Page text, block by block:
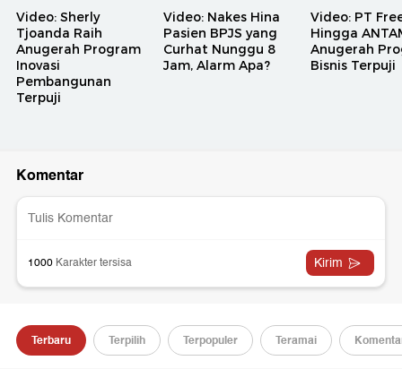
Video: Sherly
Tjoanda Raih
Anugerah Program
Inovasi
Pembangunan
Terpuji
Video: Nakes Hina
Pasien BPJS yang
Curhat Nunggu 8
Jam, Alarm Apa?
Video: PT
Hingga
Anugerah
Bisnis Terpuji